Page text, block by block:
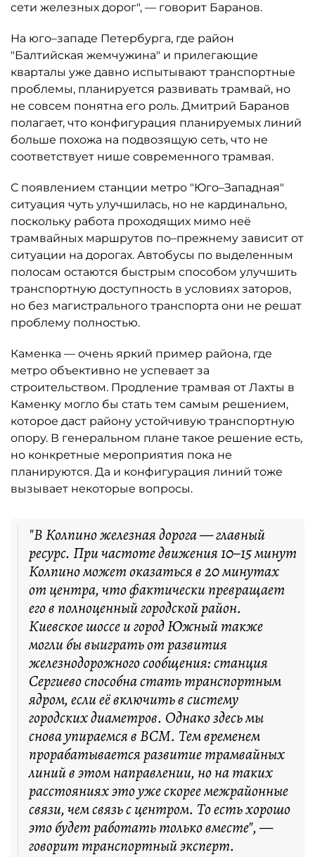
сети железных дорог", — говорит Баранов.
На юго–западе Петербурга, где район
"Балтийская жемчужина" и прилегающие
кварталы уже давно испытывают транспортные
проблемы, планируется развивать трамвай, но
не совсем понятна его роль. Дмитрий Баранов
полагает, что конфигурация планируемых линий
больше похожа на подвозящую сеть, что не
соответствует нише современного трамвая.
С появлением станции метро "Юго–Западная"
ситуация чуть улучшилась, но не кардинально,
поскольку работа проходящих мимо неё
трамвайных маршрутов по–прежнему зависит от
ситуации на дорогах. Автобусы по выделенным
полосам остаются быстрым способом улучшить
транспортную доступность в условиях заторов,
но без магистрального транспорта они не решат
проблему полностью.
Каменка — очень яркий пример района, где
метро объективно не успевает за
строительством. Продление трамвая от Лахты в
Каменку могло бы стать тем самым решением,
которое даст району устойчивую транспортную
опору. В генеральном плане такое решение есть,
но конкретные мероприятия пока не
планируются. Да и конфигурация линий тоже
вызывает некоторые вопросы.
"В Колпино железная дорога — главный
ресурс. При частоте движения 10–15 минут
Колпино может оказаться в 20 минутах
от центра, что фактически превращает
его в полноценный городской район.
Киевское шоссе и город Южный также
могли бы выиграть от развития
железнодорожного сообщения: станция
Сергиево способна стать транспортным
ядром, если её включить в систему
городских диаметров. Однако здесь мы
снова упираемся в ВСМ. Тем временем
прорабатывается развитие трамвайных
линий в этом направлении, но на таких
расстояниях это уже скорее межрайонные
связи, чем связь с центром. То есть хорошо
это будет работать только вместе", —
говорит транспортный эксперт.